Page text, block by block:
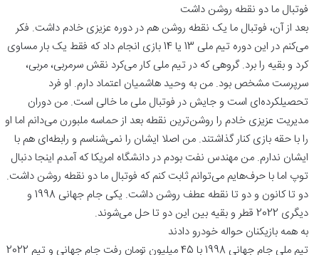
فوتبال ما دو نقطه روشن داشت
بعد از آن، فوتبال ما یک نقطه روشن هم در دوره عزیزی خادم داشت. فکر
می‌کنم در این دوره تیم ملی 13 یا 14 بازی انجام داد که فقط یک بار مساوی
کرد و بقیه را برد. گروهی که در تیم ملی کار می‌کرد نقش سرمربی، مربی،
سرپرست مشخص بود. من به وحید هاشمیان اعتماد دارم. او فرد
تحصیلکرده‌ای است و جایش در فوتبال ملی ما خالی است. من دوران
مدیریت عزیزی خادم را روشن‌ترین نقطه بعد از حماسه ملبورن می‌دانم اما او
را با حقه بازی کنار گذاشتند. من اصلا ایشان را نمی‌شناسم و رابطه‌ای هم با
ایشان ندارم. من مهندس نفت بودم در دانشگاه امریکا که آمدم اینجا دنبال
توپ اما با حرف‌هایم می‌توانم ثابت کنم که فوتبال ما دو نقطه روشن داشت.
دو تا کانون و دو تا نقطه عطف روشن داشت. یکی جام جهانی 1998 و
دیگری 2022 قطر و بقیه بین این دو تا حل می‌شوند.
به همه بازیکنان حواله خودرو دادند
تیم ملی جام جهانی 1998 با 45 میلیون تومان رفت جام جهانی و تیم 2022